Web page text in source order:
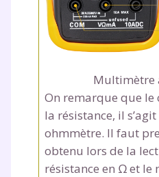
Multimètre
On remarque que
la résistance, il s’agit
ohmmètre. Il faut
obtenu lors de la
résistance en Ωet le